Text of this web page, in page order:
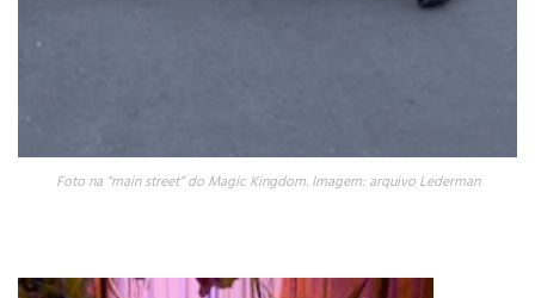
Foto na “main street” do Magic Kingdom. Imagem: arquivo Lederman